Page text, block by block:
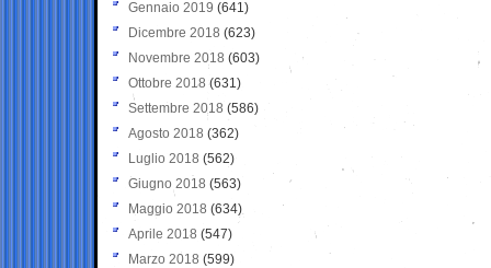
Gennaio 2019 (641)
Dicembre 2018 (623)
Novembre 2018 (603)
Ottobre 2018 (631)
Settembre 2018 (586)
Agosto 2018 (362)
Luglio 2018 (562)
Giugno 2018 (563)
Maggio 2018 (634)
Aprile 2018 (547)
Marzo 2018 (599)